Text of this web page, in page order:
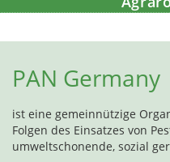
PAN Germany
ist eine gemeinnützige
Folgen des Einsatzes von
umweltschonende, sozial